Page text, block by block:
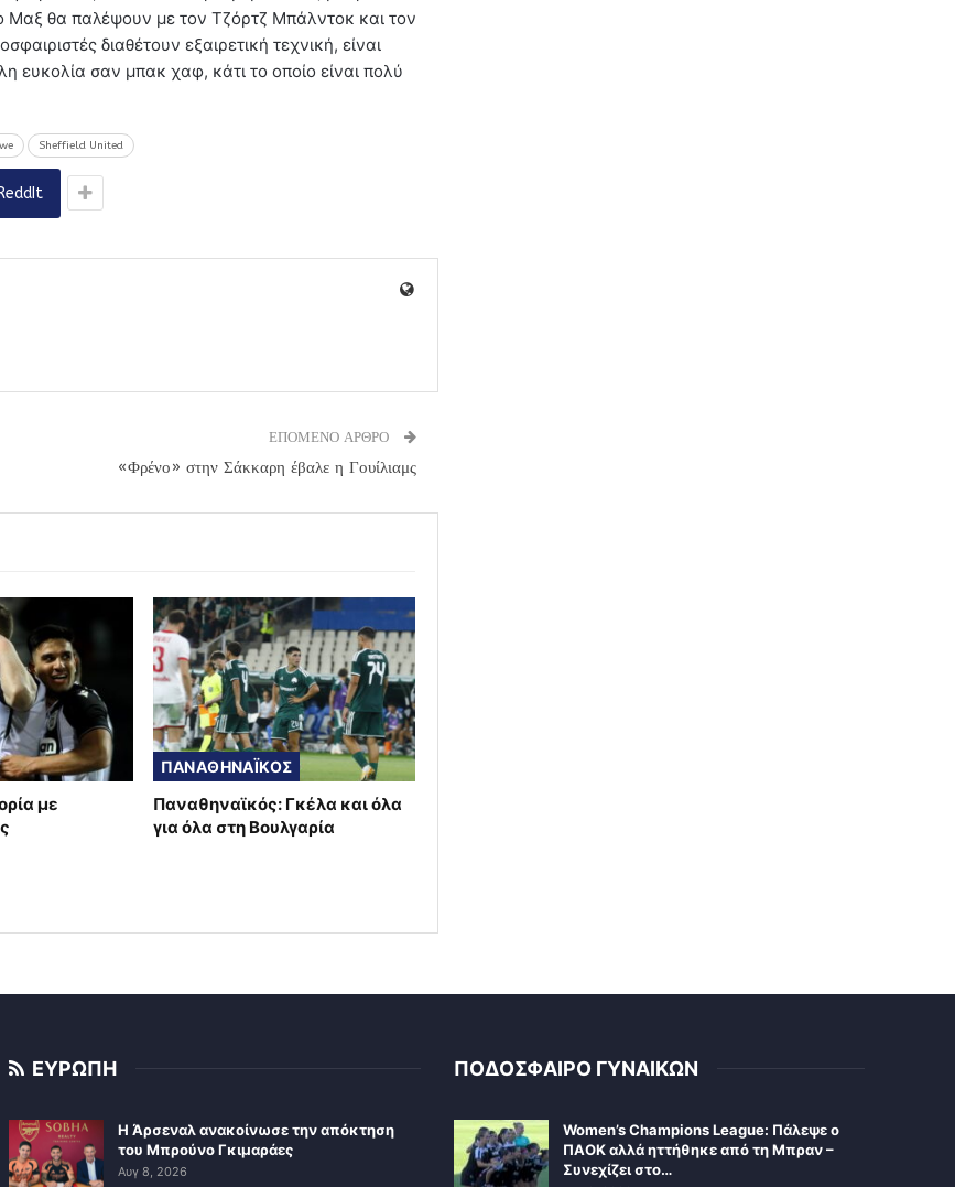
Μαξ θα παλέψουν με τον Τζόρτζ Μπάλντοκ και τον
διαθέτουν εξαιρετική τεχνική, είναι
ευκολία σαν μπακ χαφ, κάτι το οποίο είναι πολύ
Sheffield United
ReddIt
ΕΠΟΜΕΝΟ ΑΡΘΡΟ
«Φρένο» στην Σάκκαρη έβαλε η Γουίλιαμς
με
ΠΑΝΑΘΗΝΑΪΚΟΣ
Παναθηναϊκός: Γκέλα και όλα
για όλα στη Βουλγαρία
ΕΥΡΩΠΗ
Η Άρσεναλ ανακοίνωσε την απόκτηση
του Μπρούνο Γκιμαράες
Αυγ 8, 2026
ΠΟΔΟΣΦΑΙΡΟ ΓΥΝΑΙΚΩΝ
Women’s Champions League: Πάλεψε ο
ΠΑΟΚ αλλά ηττήθηκε από τη Μπραν –
Συνεχίζει στο…